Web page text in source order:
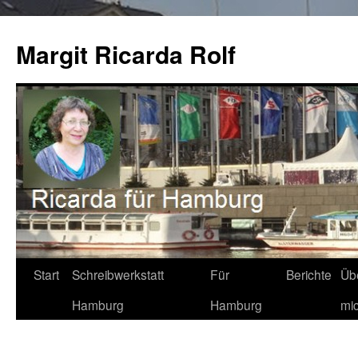
springen
Margit Ricarda Rolf
Start
Schreibwerkstatt
Hamburg
Für
Hamburg
Berichte